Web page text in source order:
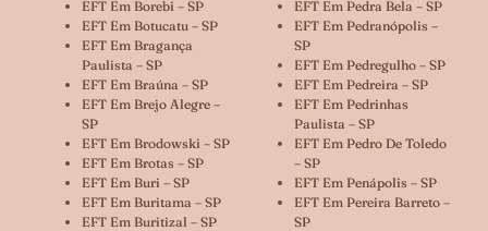
EFT Em Borebi – SP
EFT Em Botucatu – SP
EFT Em Bragança
Paulista – SP
EFT Em Braúna – SP
EFT Em Brejo Alegre –
SP
EFT Em Brodowski – SP
EFT Em Brotas – SP
EFT Em Buri – SP
EFT Em Buritama – SP
EFT Em Buritizal – SP
EFT Em Pedra Bela – SP
EFT Em Pedranópolis –
SP
EFT Em Pedregulho – SP
EFT Em Pedreira – SP
EFT Em Pedrinhas
Paulista – SP
EFT Em Pedro De Toledo
– SP
EFT Em Penápolis – SP
EFT Em Pereira Barreto –
SP